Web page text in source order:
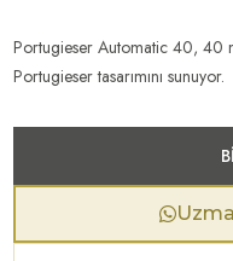
Portugieser Automatic 40, 40
Portugieser tasarımını sunuyor.